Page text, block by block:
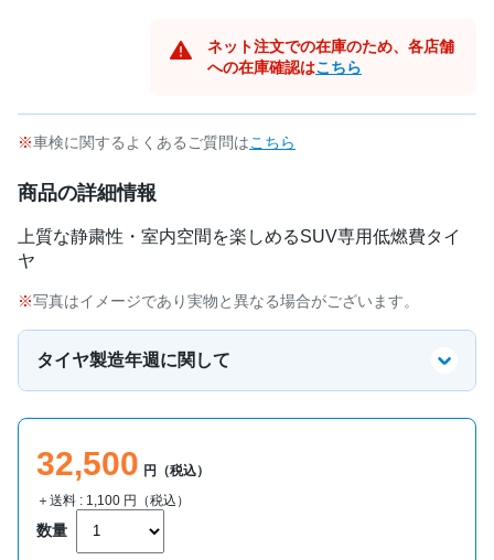
ネット注文での在庫のため、各店舗
への在庫確認はこちら
車検に関するよくあるご質問はこちら
商品の詳細情報
上質な静粛性・室内空間を楽しめるSUV専用低燃費タイ
ヤ
写真はイメージであり実物と異なる場合がございます。
タイヤ製造年週に関して
32,500 円（税込）
＋送料 : 1,100 円（税込）
数量